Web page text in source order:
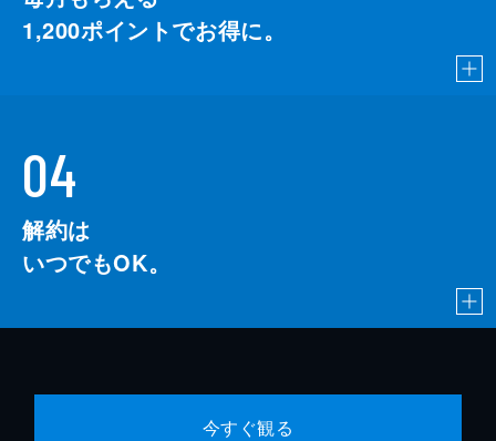
1,200ポイントでお得に。
04
解約は
いつでもOK。
今すぐ観る